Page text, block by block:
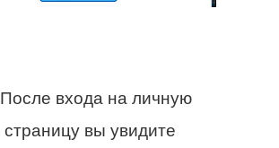
После входа на личную
страницу вы увидите